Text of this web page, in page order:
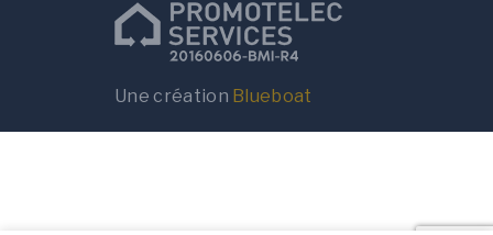
Terrain Terrain+Maison
Localisation
Rayon de recherche
Une création Blueboat